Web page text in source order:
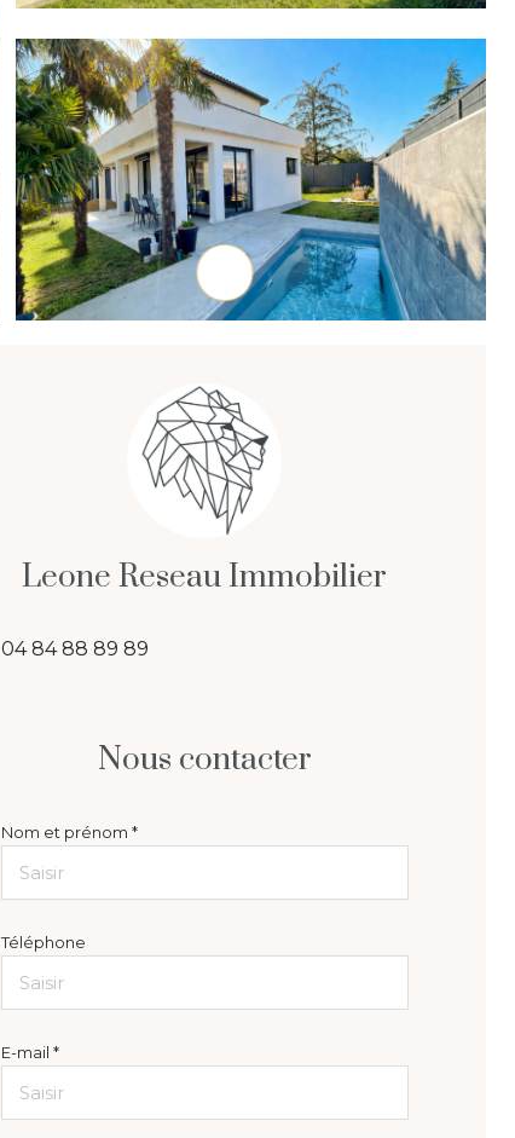
Leone Reseau Immobilier
04 84 88 89 89
Nous contacter
Nom et prénom *
Téléphone
E-mail *